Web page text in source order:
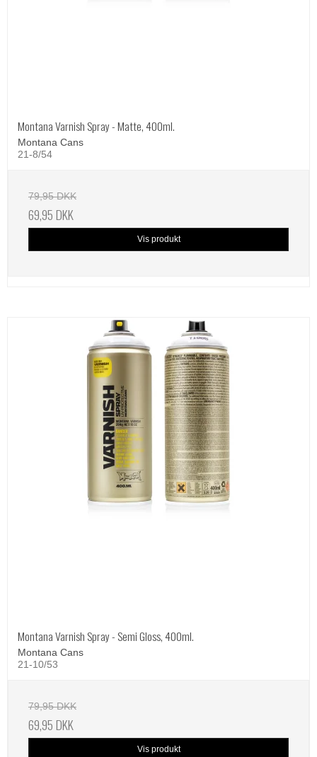
Montana Varnish Spray - Matte, 400ml.
Montana Cans
21-8/54
79,95 DKK
69,95 DKK
Vis produkt
Montana Varnish Spray - Semi Gloss, 400ml.
Montana Cans
21-10/53
79,95 DKK
69,95 DKK
Vis produkt